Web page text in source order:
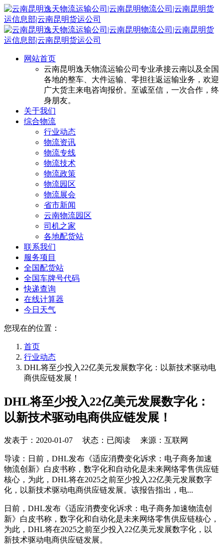
网站首页
云南昆明逸天物流运输公司专业承接云南以及全国
各地的整车、大件运输、零担往返运输业务，欢迎
广大货主来电咨询报价。至诚至信，一次合作，终
身朋友。
关于我们
综合物流
行业动态
物流资讯
物流专线
物流技术
物流政策
物流园区
物流展会
省市新闻
云南物流园区
司机之家
各地配货站
联系我们
服务项目
全国配货站
全国车牌号代码
快递查询
在线计算器
今日天气
您现在的位置：
首页
行业动态
DHL将至少投入22亿美元发展数字化：以新技术驱动电
商供应链发展！
DHL将至少投入22亿美元发展数字化：
以新技术驱动电商供应链发展！
发表于： 2020-01-07 状态：已阅读 来源：互联网
导读：日前，DHL发布《适应消费变化诉求：电子商务加速
物流创新》白皮书称，数字化和自动化是未来网络零售供应链
核心，为此，DHL将在2025之前至少投入22亿美元发展数字
化，以新技术驱动电商供应链发展。该报告指出，电...
日前，DHL发布《适应消费变化诉求：电子商务加速物流创
新》白皮书称，数字化和自动化是未来网络零售供应链核心，
为此，DHL将在2025之前至少投入22亿美元发展数字化，以
新技术驱动电商供应链发展。